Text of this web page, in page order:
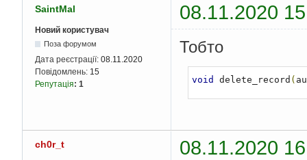
SaintMal 08.11.2020
Новий користувач
Поза форумом
Дата реєстрації: 08.11.2020
Повідомлень: 15
Репутація: 1
Тобто
void delete_record (
ch0r_t 08.11.2020